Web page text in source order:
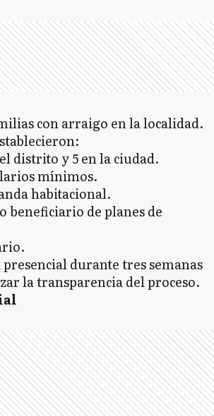
con arraigo en la localidad.
distrito y 5 en la ciudad.
mínimos.
habitacional.
beneficiario de planes de
durante tres semanas
la transparencia del proceso.